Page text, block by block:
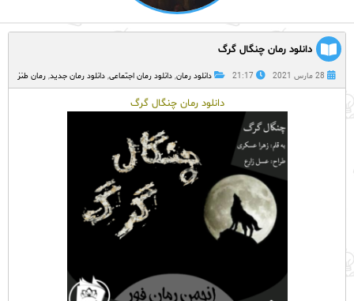
دانلود رمان چنگال گرگ
28 مارس 2021 21:17 دانلود رمان, دانلود رمان اجتماعی, دانلود رمان جدید, رمان طنز
دانلود رمان چنگال گرگ